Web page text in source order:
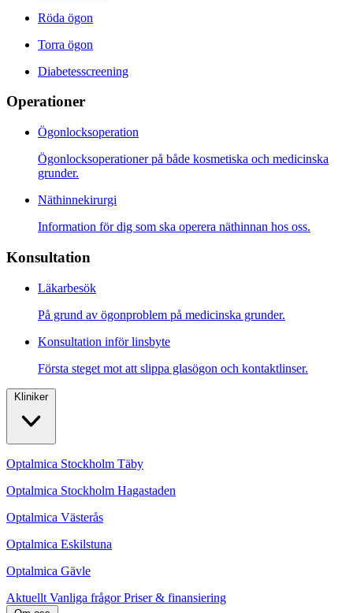
Röda ögon
Torra ögon
Diabetesscreening
Operationer
Ögonlocksoperation
Ögonlocksoperationer på både kosmetiska och medicinska
grunder.
Näthinnekirurgi
Information för dig som ska operera näthinnan hos oss.
Konsultation
Läkarbesök
På grund av ögonproblem på medicinska grunder.
Konsultation inför linsbyte
Första steget mot att slippa glasögon och kontaktlinser.
Kliniker
Optalmica Stockholm Täby
Optalmica Stockholm Hagastaden
Optalmica Västerås
Optalmica Eskilstuna
Optalmica Gävle
Aktuellt Vanliga frågorPriser & finansiering